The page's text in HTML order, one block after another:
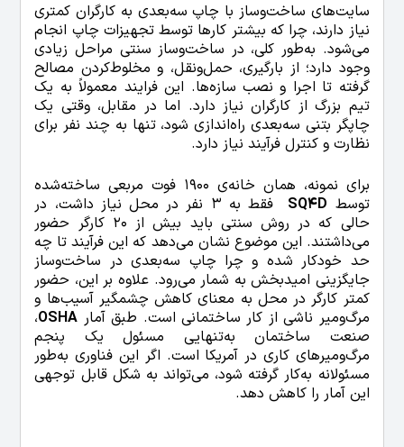
سایت‌های ساخت‌وساز با چاپ سه‌بعدی به کارگران کمتری
نیاز دارند، چرا که بیشتر کارها توسط تجهیزات چاپ انجام
می‌شود. به‌طور کلی، در ساخت‌وساز سنتی مراحل زیادی
وجود دارد؛ از بارگیری، حمل‌ونقل، و مخلوط‌کردن مصالح
گرفته تا اجرا و نصب سازه‌ها. این فرایند معمولاً به یک
تیم بزرگ از کارگران نیاز دارد. اما در مقابل، وقتی یک
چاپگر بتنی سه‌بعدی راه‌اندازی شود، تنها به چند نفر برای
نظارت و کنترل فرآیند نیاز دارد.
برای نمونه، همان خانه‌ی 1900 فوت مربعی ساخته‌شده
توسط SQ4D
فقط به 3 نفر در محل نیاز داشت، در
حالی که در روش سنتی باید بیش از 20 کارگر حضور
می‌داشتند. این موضوع نشان می‌دهد که این فرآیند تا چه
حد خودکار شده و چرا چاپ سه‌بعدی در ساخت‌وساز
جایگزینی امیدبخش به شمار می‌رود. علاوه بر این، حضور
کمتر کارگر در محل به معنای کاهش چشمگیر آسیب‌ها و
مرگ‌ومیر ناشی از کار ساختمانی است. طبق آمار OSHA،
صنعت ساختمان به‌تنهایی مسئول یک پنجم
مرگ‌ومیرهای کاری در آمریکا است. اگر این فناوری به‌طور
مسئولانه به‌کار گرفته شود، می‌تواند به شکل قابل توجهی
این آمار را کاهش دهد.